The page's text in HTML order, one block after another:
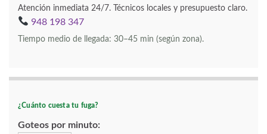
Atención inmediata 24/7. Técnicos locales y presupuesto claro.
948 198 347
Tiempo medio de llegada: 30–45 min (según zona).
¿Cuánto cuesta tu fuga?
Goteos por minuto: